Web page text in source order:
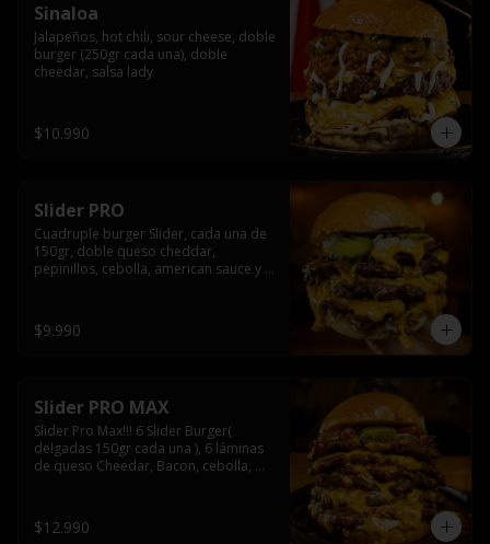
Sinaloa
Jalapeños, hot chili, sour cheese, doble
burger (250gr cada una), doble
cheedar, salsa lady
$10.990
Slider PRO
Cuadruple burger Slider, cada una de
150gr, doble queso cheddar,
pepinillos, cebolla, american sauce y
$9.990
Slider PRO MAX
Slider Pro Max!!! 6 Slider Burger(
delgadas 150gr cada una ), 6 láminas
de queso Cheedar, Bacon, cebolla,
$12.990